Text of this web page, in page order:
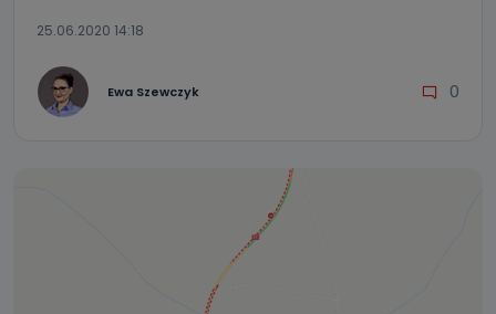
25.06.2020 14:18
Ewa Szewczyk 0